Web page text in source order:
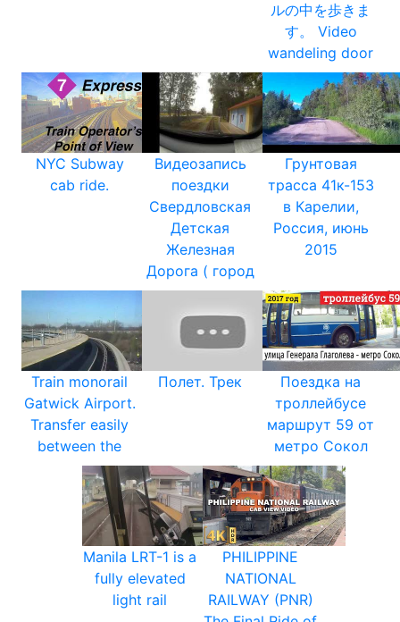
ルの中を歩きま
す。 Video
wandeling door
NYC Subway
cab ride.
Видеозапись
поездки
Свердловская
Детская
Железная
Дорога ( город
Грунтовая
трасса 41к-153
в Карелии,
Россия, июнь
2015
Train monorail
Gatwick Airport.
Transfer easily
between the
Полет. Трек
Поездка на
троллейбусе
маршрут 59 от
метро Сокол
Manila LRT-1 is a
fully elevated
light rail
PHILIPPINE
NATIONAL
RAILWAY (PNR)